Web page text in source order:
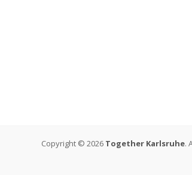
Copyright © 2026 Together Karlsruhe.